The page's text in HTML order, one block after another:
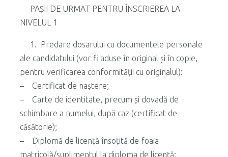
PAȘII DE URMAT PENTRU ÎNSCRIEREA LA
NIVELUL 1
1. Predare dosarului cu documentele personale
ale candidatului (vor fi aduse în original și în copie,
pentru verificarea conformității cu originalul):
– Certificat de naștere;
– Carte de identitate, precum și dovadă de
schimbare a numelui, după caz (certificat de
căsătorie);
– Diplomă de licență însoțită de foaia
matricolă/suplimentul la diploma de licență;